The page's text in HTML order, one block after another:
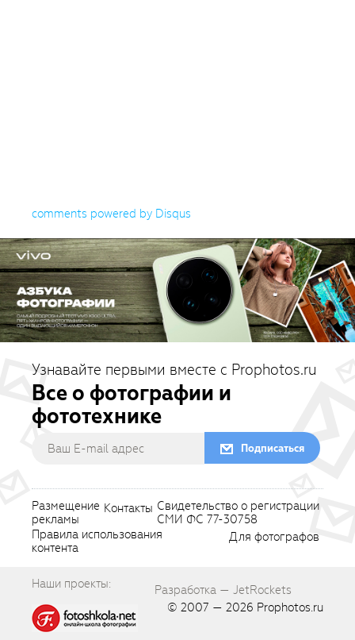
comments powered by Disqus
Узнавайте первыми вместе с Prophotos.ru
Все о фотографии и
фототехнике
Подписаться
Размещение
рекламы
Контакты Свидетельство о регистрации
СМИ ФС 77-30758
Правила использования
контента
Для фотографов
Наши проекты:
Разработка — JetRockets
© 2007 — 2026 Prophotos.ru